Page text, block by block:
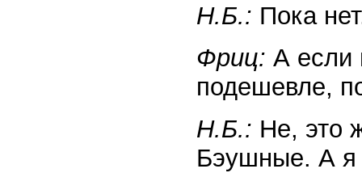
Н.Б.: Пока
Фриц: А если
подешевле,
Н.Б.: Не, это
Бэушные. А